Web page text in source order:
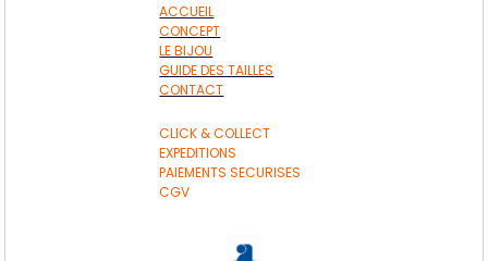
ACCUEIL
CONCEPT
LE BIJOU
GUIDE DES TAILLES
CONTACT
CLICK & COLLECT
EXPEDITIONS
PAIEMENTS SECURISES
CGV